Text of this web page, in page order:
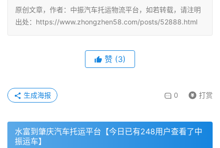
原创文章，作者：中振汽车托运物流平台，如若转载，请注明
出处：https://www.zhongzhen58.com/posts/52888.html
赞 (3)
0 打赏
生成海报
水富到肇庆汽车托运平台【今日已有248用户查看了中
振运车】